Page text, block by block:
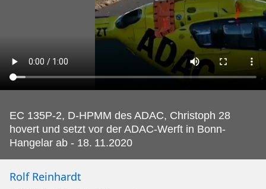
EC 135P-2, D-HPMM des ADAC, Christoph 28
hovert und setzt vor der ADAC-Werft in Bonn-
Hangelar ab - 18. 11.2020
Rolf Reinhardt